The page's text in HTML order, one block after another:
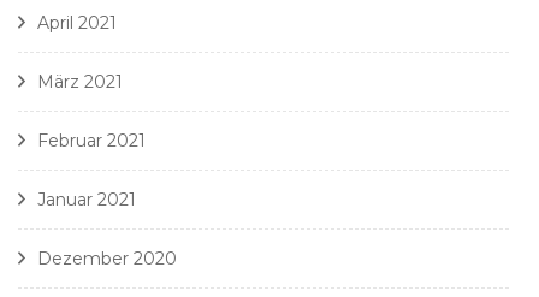
April 2021
März 2021
Februar 2021
Januar 2021
Dezember 2020